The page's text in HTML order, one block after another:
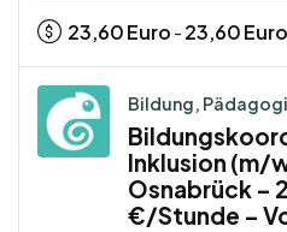
23,60Euro - 23,60Euro
Bildung,
Inklusion (m/
Osnabrück –
€/Stunde –